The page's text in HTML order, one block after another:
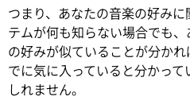
つまり、あなたの音楽の好み
テムが何も知らない場合でも
の好みが似ていることが分か
でに気に入っていると分かっ
しれません。